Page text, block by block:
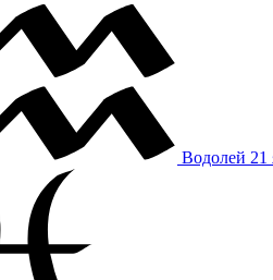
Водолей 21